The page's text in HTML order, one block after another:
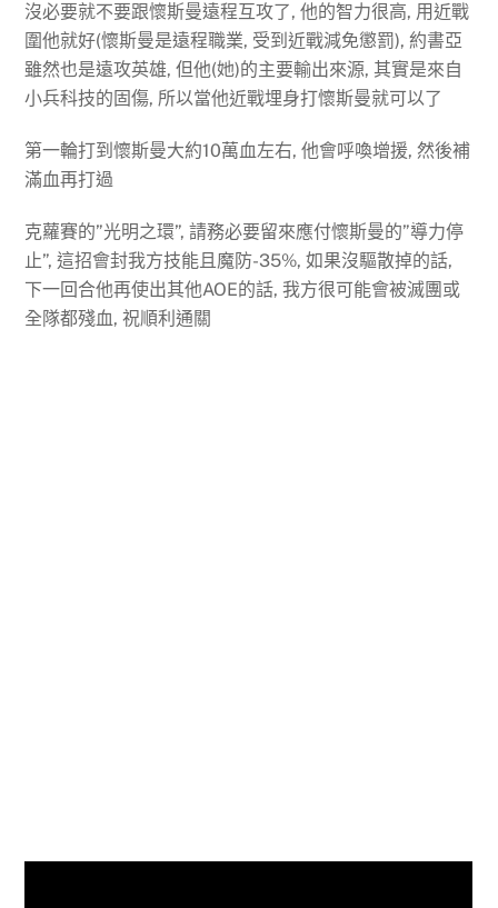
沒必要就不要跟懷斯曼遠程互攻了, 他的智力很高, 用近戰
圍他就好(懷斯曼是遠程職業, 受到近戰減免懲罰), 約書亞
雖然也是遠攻英雄, 但他(她)的主要輸出來源, 其實是來自
小兵科技的固傷, 所以當他近戰埋身打懷斯曼就可以了
第一輪打到懷斯曼大約10萬血左右, 他會呼喚增援, 然後補
滿血再打過
克蘿賽的”光明之環”, 請務必要留來應付懷斯曼的”導力停
止”, 這招會封我方技能且魔防-35%, 如果沒驅散掉的話,
下一回合他再使出其他AOE的話, 我方很可能會被滅團或
全隊都殘血, 祝順利通關